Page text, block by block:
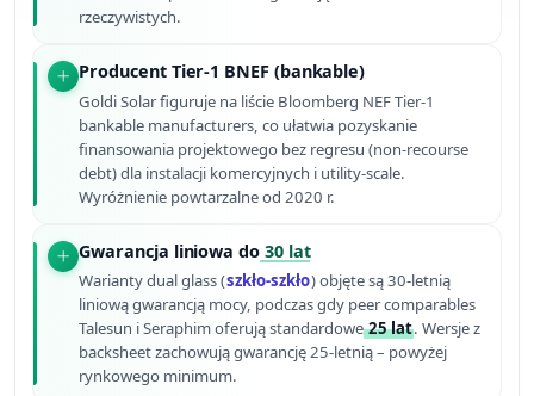
rzeczywistych.
Producent Tier-1 BNEF (bankable)
Goldi Solar figuruje na liście Bloomberg NEF Tier-1
bankable manufacturers, co ułatwia pozyskanie
finansowania projektowego bez regresu (non-recourse
debt) dla instalacji komercyjnych i utility-scale.
Wyróżnienie powtarzalne od 2020 r.
Gwarancja liniowa do30 lat
Warianty dual glass (szkło-szkło) objęte są 30-letnią
liniową gwarancją mocy, podczas gdy peer comparables
Talesun i Seraphim oferują standardowe25 lat. Wersje z
backsheet zachowują gwarancję 25-letnią – powyżej
rynkowego minimum.